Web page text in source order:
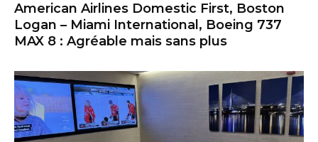
American Airlines Domestic First, Boston
Logan – Miami International, Boeing 737
MAX 8 : Agréable mais sans plus